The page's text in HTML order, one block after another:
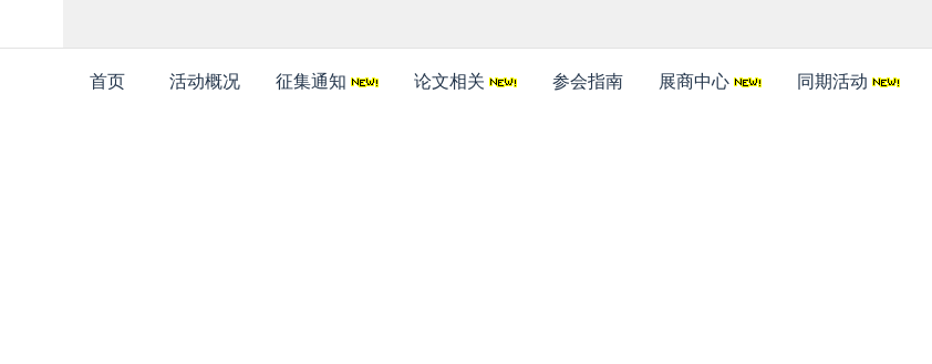
首页 活动概况 征集通知 论文相关 参会指南 展商中心 同期活动